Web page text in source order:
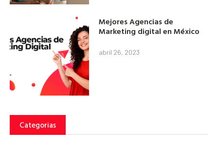
Mejores Agencias de
Marketing digital en México
abril 26, 2023
Categorias